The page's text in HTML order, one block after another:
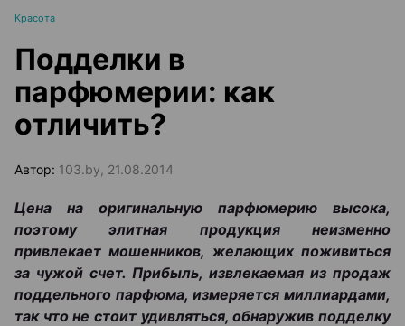
Красота
Подделки в
парфюмерии: как
отличить?
Автор: 103.by, 21.08.2014
Цена на оригинальную парфюмерию высока,
поэтому элитная продукция неизменно
привлекает мошенников, желающих поживиться
за чужой счет. Прибыль, извлекаемая из продаж
поддельного парфюма, измеряется миллиардами,
так что не стоит удивляться, обнаружив подделку